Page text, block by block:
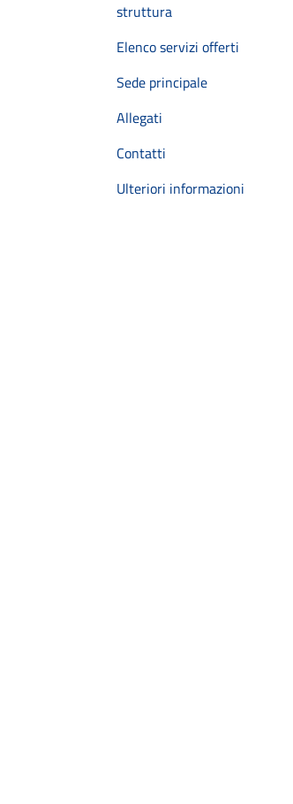
struttura
Elenco servizi offerti
Sede principale
Allegati
Contatti
Ulteriori informazioni